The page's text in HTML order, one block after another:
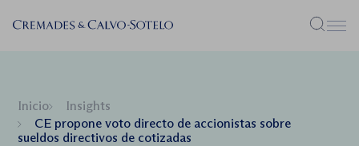
Menú
Inicio
Insights
CE propone voto directo de accionistas sobre
sueldos directivos de cotizadas